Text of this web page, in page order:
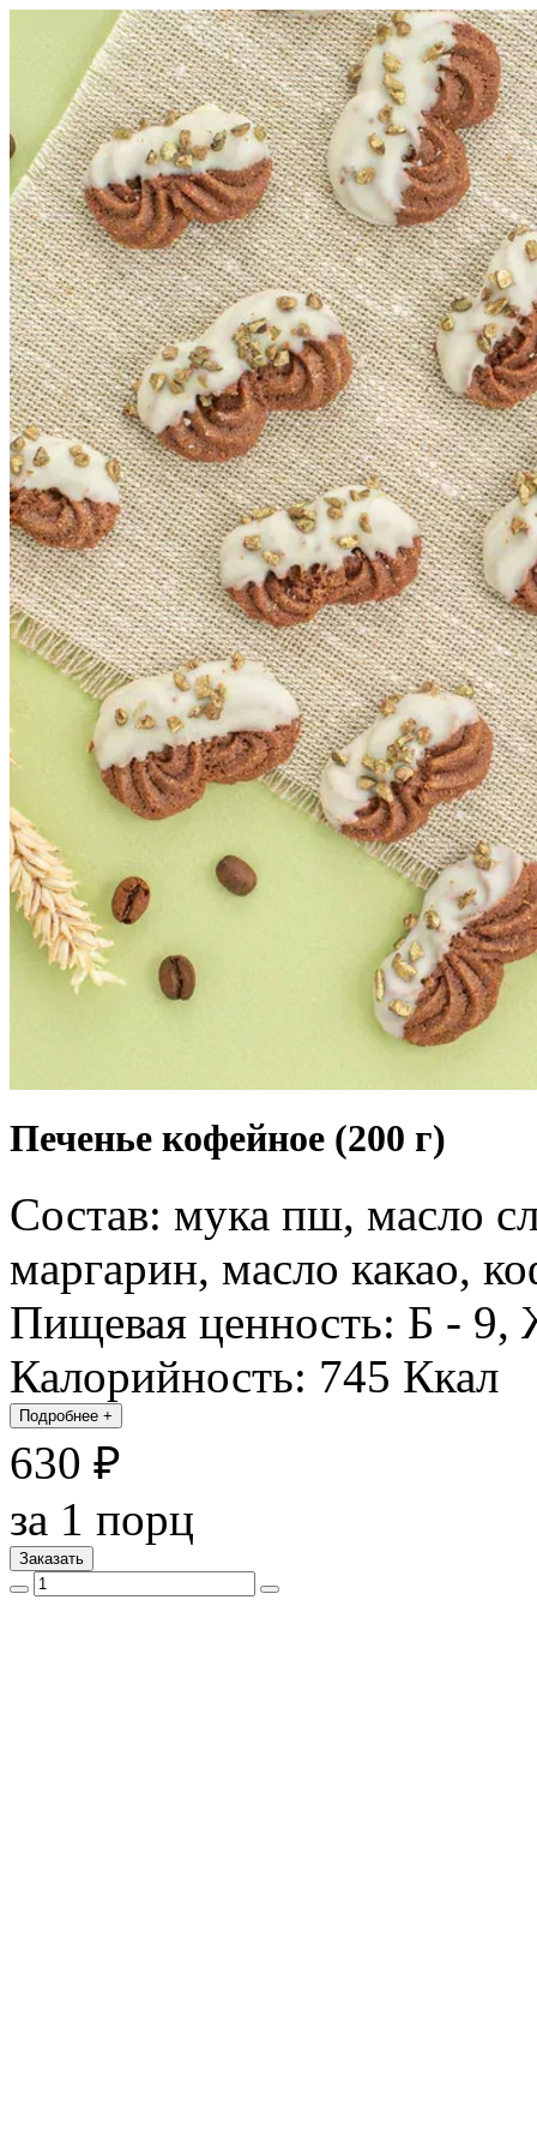
Печенье кофейное (200 г)
Состав: мука пш, масло
маргарин, масло какао,
Пищевая ценность: Б -
Калорийность: 745 Ккал
Подробнее +
630 ₽
за 1 порц
Заказать